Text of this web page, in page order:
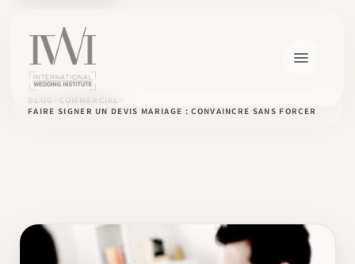
BLOG
COMMERCIAL
FAIRE SIGNER UN DEVIS MARIAGE : CONVAINCRE SANS FORCER